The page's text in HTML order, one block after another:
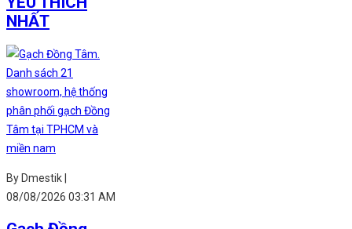
NHẤT
By Dmestik |
08/08/2026 03:31 AM